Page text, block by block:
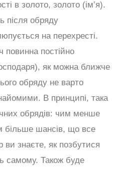
в золото, золото (ім’я).
після обряду
на перехресті.
повинна постійно
як можна ближче
обряду не варто
В принципі, така
обрядів: чим менше
більше шансів, що все
ви знаєте, як позбутися
самому. Також буде